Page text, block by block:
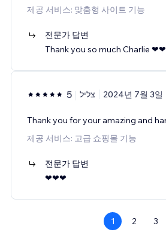
제공 서비스: 맞춤형 사이트 기능
전문가 답변
Thank you so much Charlie
5 צליל 2024년 7월 3일
Thank you for your amazing and
제공 서비스: 고급 쇼핑몰 기능
전문가 답변
❤❤❤
1 2 3